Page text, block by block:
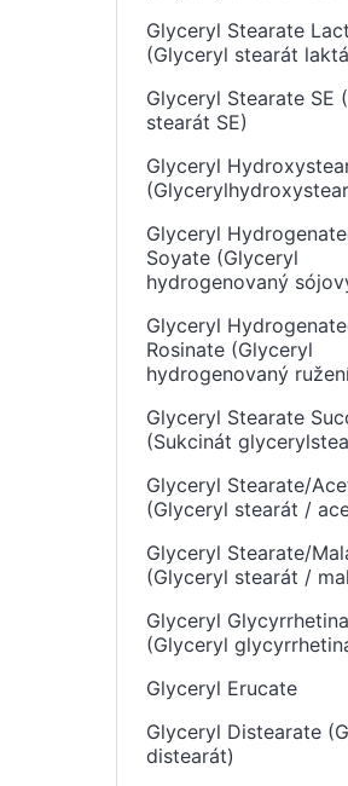
Glyceryl Stearate
(Glyceryl stearát
Glyceryl Stearate SE
stearát SE)
Glyceryl
Glyceryl
Soyate (Glyceryl
hydrogenovaný
Glyceryl
Rosinate (Glyceryl
hydrogenovaný
Glyceryl Stearate
(Sukcinát
Glyceryl Stearate/
(Glyceryl stearát /
Glyceryl Stearate/
(Glyceryl stearát /
Glyceryl
(Glyceryl
Glyceryl Erucate
Glyceryl Distearate
distearát)